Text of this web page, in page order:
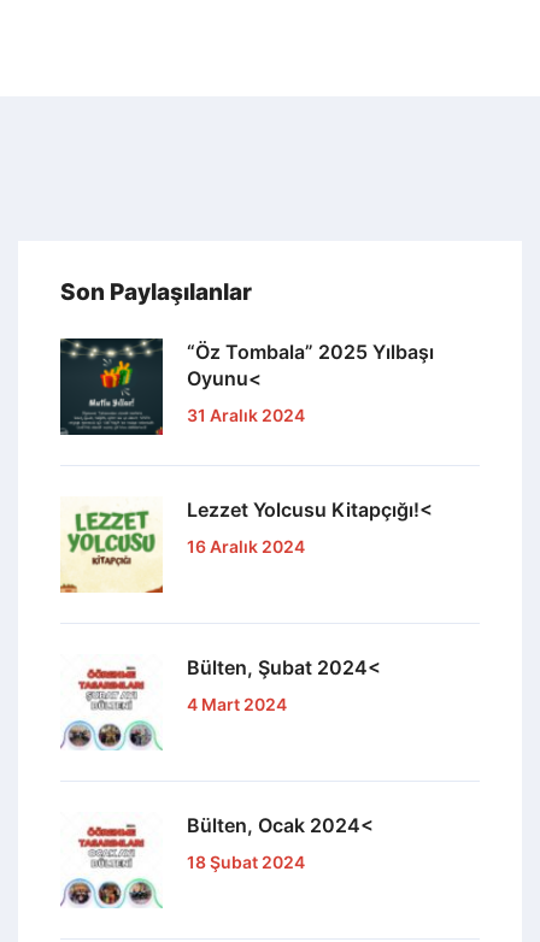
Son Paylaşılanlar
“Öz Tombala” 2025 Yılbaşı
Oyunu<
31 Aralık 2024
Lezzet Yolcusu Kitapçığı!<
16 Aralık 2024
Bülten, Şubat 2024<
4 Mart 2024
Bülten, Ocak 2024<
18 Şubat 2024